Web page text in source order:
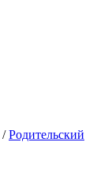
/ Родительский